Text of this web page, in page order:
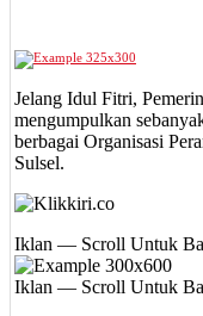
Jelang Idul Fitri,
mengumpulkan
berbagai Organisasi
Sulsel.
Iklan — Scroll Untuk
Iklan — Scroll Untuk